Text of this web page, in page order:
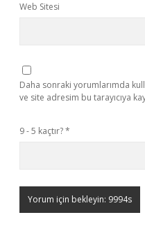
Web Sitesi
Daha sonraki yorumlarımda
ve site adresim bu tarayıcıya
9 - 5 kaçtır?*